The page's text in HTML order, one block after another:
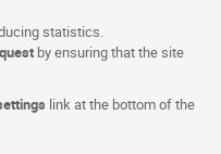
statistics.
by ensuring that the site
link at the bottom of the